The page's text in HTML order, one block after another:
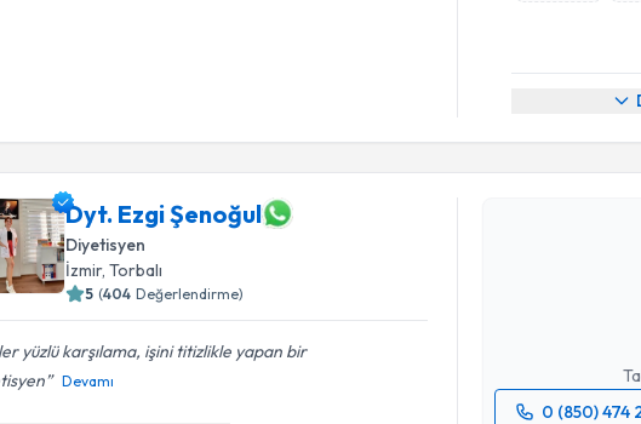
Dyt. Ezgi Şenoğul
Diyetisyen
İzmir, Torbalı
5 (404 Değerlendirme)
yüzlü karşılama, işini titizlikle yapan bir
Devamı
0 (850) 474